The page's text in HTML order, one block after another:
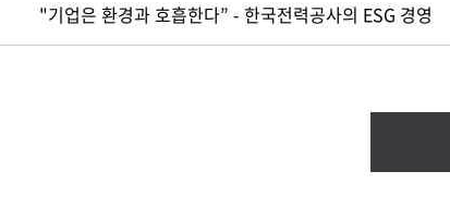
"기업은 환경과 호흡한다” - 한국전력공사의 ESG 경영